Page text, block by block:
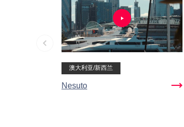
澳大利亚/新西兰
Nesuto